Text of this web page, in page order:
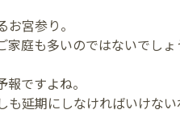
宮参り。
庭も多いのではないでしょ
ですよね。
延期にしなければいけない